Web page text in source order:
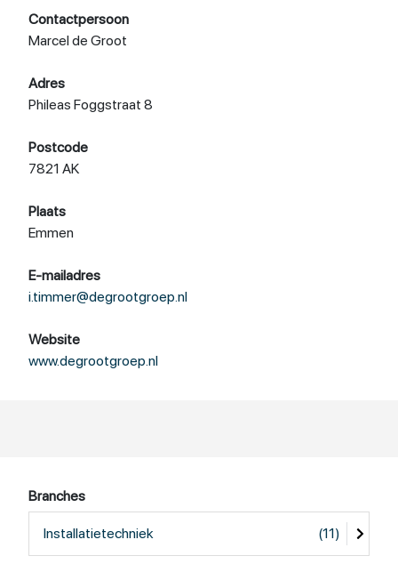
Contactpersoon
Marcel de Groot
Adres
Phileas Foggstraat 8
Postcode
7821 AK
Plaats
Emmen
E-mailadres
i.timmer@degrootgroep.nl
Website
www.degrootgroep.nl
Branches
Installatietechniek (11)